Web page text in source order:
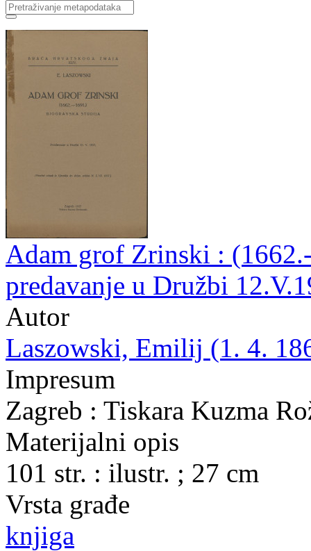
Adam grof Zrinski :
predavanje u Družbi
Autor
Laszowski, Emilij (1. 4.
Impresum
Zagreb : Tiskara Kuzma
Materijalni opis
101 str. : ilustr. ; 27 cm
Vrsta građe
knjiga